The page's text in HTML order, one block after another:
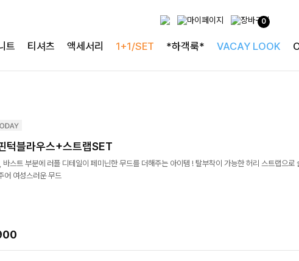
0
트 티셔츠 액세서리 1+1/SET *하객룩* VACAY LOOK
턱블라우스+스트랩SET
바스트 부분에 러플 디테일이 페미닌한 무드를 더해주는 아이템 ! 탈부착이 가능한 허리 스트랩으로
어 여성스러운 무드